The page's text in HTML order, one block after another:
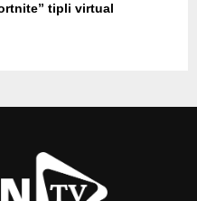
tipli virtual